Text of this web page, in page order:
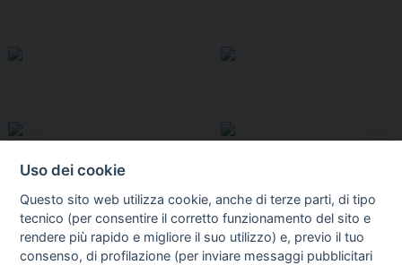
Uso dei cookie
Questo sito web utilizza cookie, anche di terze parti, di tipo
tecnico (per consentire il corretto funzionamento del sito e
rendere più rapido e migliore il suo utilizzo) e, previo il tuo
consenso, di profilazione (per inviare messaggi pubblicitari